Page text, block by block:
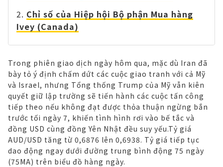
Chỉ số của Hiệp hội Bộ phận Mua hàng
Ivey (Canada)
Trong phiên giao dịch ngày hôm qua, mặc dù Iran đã
bày tỏ ý định chấm dứt các cuộc giao tranh với cả Mỹ
và Israel, nhưng Tổng thống Trump của Mỹ vẫn kiên
quyết giữ lập trường sẽ tiến hành các cuộc tấn công
tiếp theo nếu không đạt được thỏa thuận ngừng bắn
trước tối ngày 7, khiến tình hình rơi vào bế tắc và
đồng USD cùng đồng Yên Nhật đều suy yếu.Tỷ giá
AUD/USD tăng từ 0,6876 lên 0,6938. Tỷ giá tiếp tục
dao động ngay dưới đường trung bình động 75 ngày
(75MA) trên biểu đồ hàng ngày.